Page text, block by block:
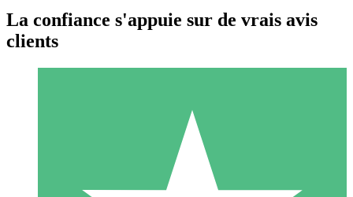
Packs de Crédits Individuels
Payez à l'utilisation avec des crédits de téléchargement. Sans
La confiance s'appuie sur de vrais avis
clients